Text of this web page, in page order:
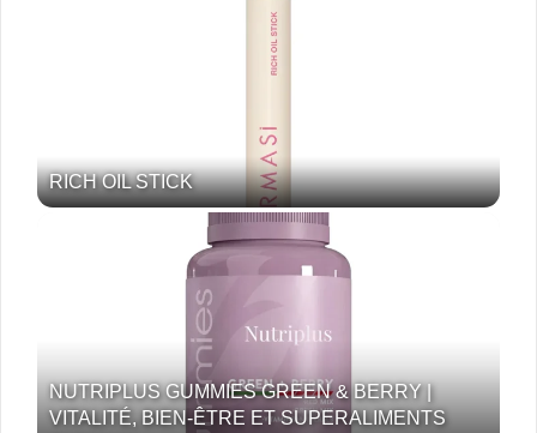
RICH OIL STICK
NUTRIPLUS GUMMIES GREEN & BERRY |
VITALITÉ, BIEN-ÊTRE ET SUPERALIMENTS